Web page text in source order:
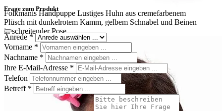
Folkmanis Handpuppe Lustiges Huhn aus cremefarbenem
Plüsch mit dunkelrotem Kamm, gelbem Schnabel und Beinen
in schreitender Pose
Frage zum Produkt
Anrede *
Vorname *
Nachname *
Ihre E-Mail-Adresse *
Telefon
Betreff *